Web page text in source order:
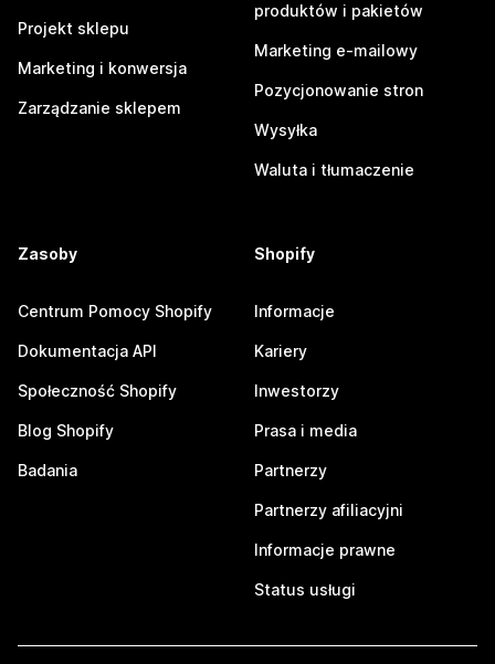
Projekt sklepu
Marketing i konwersja
Zarządzanie sklepem
produktów i pakietów
Marketing e-mailowy
Pozycjonowanie stron
Wysyłka
Waluta i tłumaczenie
Zasoby
Centrum Pomocy Shopify
Dokumentacja API
Społeczność Shopify
Blog Shopify
Badania
Shopify
Informacje
Kariery
Inwestorzy
Prasa i media
Partnerzy
Partnerzy afiliacyjni
Informacje prawne
Status usługi